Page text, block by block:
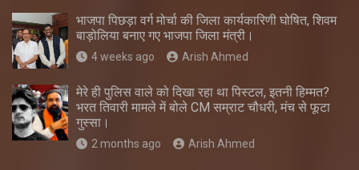
भाजपा पिछड़ा वर्ग मोर्चा की जिला कार्यकारिणी घोषित, शिवम
बाड़ोलिया बनाए गए भाजपा जिला मंत्री।
4 weeks ago Arish Ahmed
मेरे ही पुलिस वाले को दिखा रहा था पिस्टल, इतनी हिम्मत?
भरत तिवारी मामले में बोले CM सम्राट चौधरी, मंच से फूटा
गुस्सा।
2 months ago Arish Ahmed